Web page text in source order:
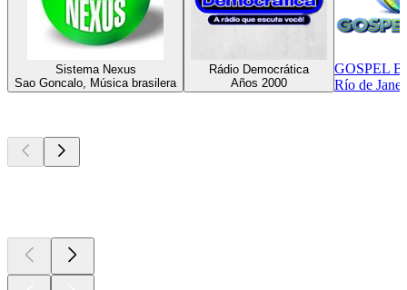
Sistema Nexus
Sao Goncalo, Música brasilera
Rádio Democrática
Años 2000
GOSPEL
Río de